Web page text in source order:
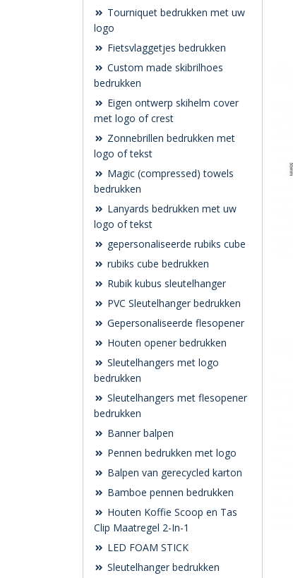
Tourniquet bedrukken met uw
logo
Fietsvlaggetjes bedrukken
Custom made skibrilhoes
bedrukken
Eigen ontwerp skihelm cover
met logo of crest
Zonnebrillen bedrukken met
logo of tekst
Magic (compressed) towels
bedrukken
Lanyards bedrukken met uw
logo of tekst
gepersonaliseerde rubiks cube
rubiks cube bedrukken
Rubik kubus sleutelhanger
PVC Sleutelhanger bedrukken
Gepersonaliseerde flesopener
Houten opener bedrukken
Sleutelhangers met logo
bedrukken
Sleutelhangers met flesopener
bedrukken
Banner balpen
Pennen bedrukken met logo
Balpen van gerecycled karton
Bamboe pennen bedrukken
Houten Koffie Scoop en Tas
Clip Maatregel 2-In-1
LED FOAM STICK
Sleutelhanger bedrukken